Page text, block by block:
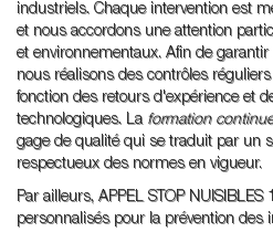
industriels. Chaque intervention est
et nous accordons une attention
et environnementaux. Afin de
nous réalisons des contrôles
fonction des retours d'expérience et
technologiques. La formation continue
gage de qualité qui se traduit par un
respectueux des normes en vigueur.
Par ailleurs, APPEL STOP
personnalisés pour la prévention des